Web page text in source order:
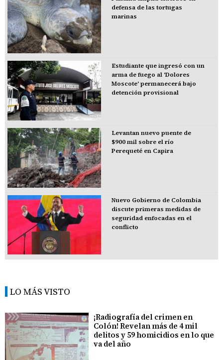
defensa de las tortugas
marinas
Estudiante que ingresó con un
arma de fuego al 'Dolores
Moscote' permanecerá bajo
detención provisional
Levantan nuevo puente de
$900 mil sobre el río
Perequeté en Capira
Nuevo Gobierno de Colombia
discute primeras medidas de
seguridad enfocadas en el
conflicto
LO MÁS VISTO
¡Radiografía del crimen en
Colón! Revelan más de 4 mil
delitos y 59 homicidios en lo que
va del año